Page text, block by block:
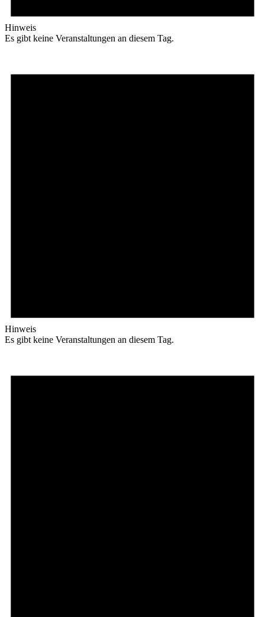
Hinweis
Es gibt keine Veranstaltungen an diesem Tag.
Hinweis
Es gibt keine Veranstaltungen an diesem Tag.